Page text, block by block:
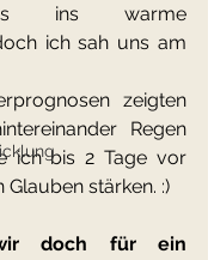
ins warme
ich sah uns am
zeigten
Regen
ich bis 2 Tage vor
stärken. :)
doch für ein